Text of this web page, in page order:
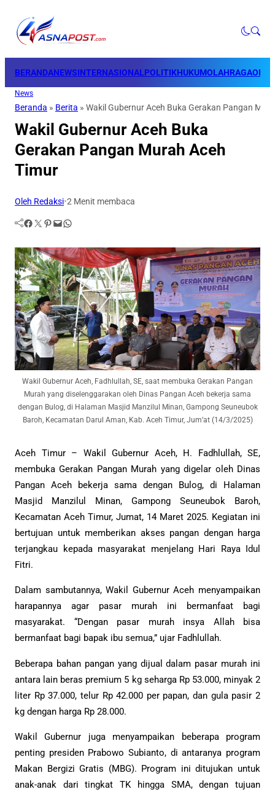
BERANDANEWSINTERNASIONALPOLITIKHUKUMOLAHRAGAOPINI
News
Beranda » Berita » Wakil Gubernur Aceh Buka Gerakan Pangan
Wakil Gubernur Aceh Buka
Gerakan Pangan Murah Aceh
Timur
Oleh Redaksi•2 Menit membaca
Facebook Twitter Pinterest Mail WhatsApp
Wakil Gubernur Aceh, Fadhlullah, SE, saat membuka Gerakan Pangan
Murah yang diselenggarakan oleh Dinas Pangan Aceh bekerja sama
dengan Bulog, di Halaman Masjid Manzilul Minan, Gampong Seuneubok
Baroh, Kecamatan Darul Aman, Kab. Aceh Timur, Jum’at (14/3/2025)
Aceh Timur – Wakil Gubernur Aceh, H. Fadhlullah, SE,
membuka Gerakan Pangan Murah yang digelar oleh Dinas
Pangan Aceh bekerja sama dengan Bulog, di Halaman
Masjid Manzilul Minan, Gampong Seuneubok Baroh,
Kecamatan Aceh Timur, Jumat, 14 Maret 2025. Kegiatan ini
bertujuan untuk memberikan akses pangan dengan harga
terjangkau kepada masyarakat menjelang Hari Raya Idul
Fitri.
Dalam sambutannya, Wakil Gubernur Aceh menyampaikan
harapannya agar pasar murah ini bermanfaat bagi
masyarakat. “Dengan pasar murah insya Allah bisa
bermanfaat bagi bapak ibu semua,” ujar Fadhlullah.
Beberapa bahan pangan yang dijual dalam pasar murah ini
antara lain beras premium 5 kg seharga Rp 53.000, minyak 2
liter Rp 37.000, telur Rp 42.000 per papan, dan gula pasir 2
kg dengan harga Rp 28.000.
Wakil Gubernur juga menyampaikan beberapa program
penting presiden Prabowo Subianto, di antaranya program
Makan Bergizi Gratis (MBG). Program ini ditujukan untuk
anak-anak dari tingkat TK hingga SMA, dengan tujuan